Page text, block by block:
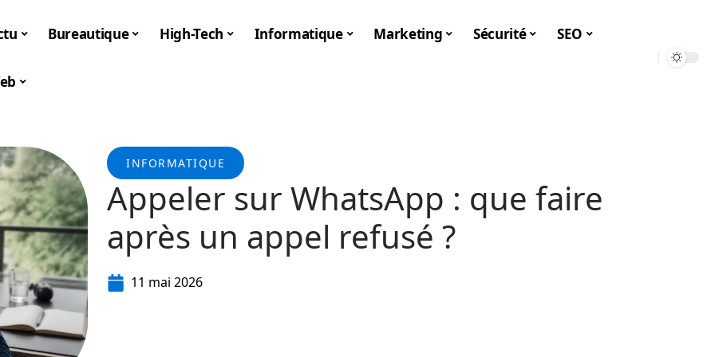
Bureautique High-Tech Informatique Marketing Sécurité SEO
INFORMATIQUE
Appeler sur WhatsApp : que faire
après un appel refusé ?
11 mai 2026